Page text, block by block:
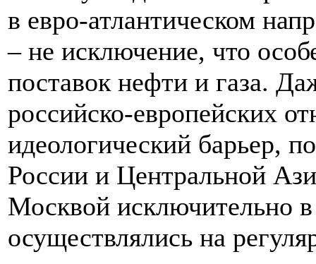
в евро-атлантическом
– не исключение, что
поставок нефти и газа.
российско-европейских
идеологический барьер,
России и Центральной
Москвой исключительно
осуществлялись на